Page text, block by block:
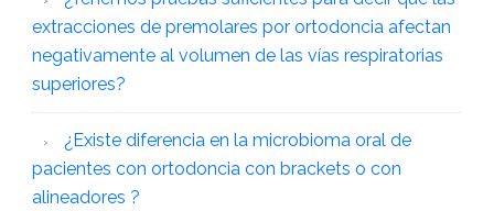
extracciones de premolares por ortodoncia afectan
negativamente al volumen de las vías respiratorias
superiores?
¿Existe diferencia en la microbioma oral de
pacientes con ortodoncia con brackets o con
alineadores ?